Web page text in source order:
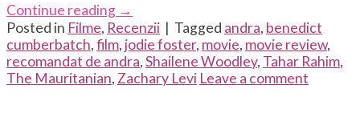
Continue reading →
Posted in Filme, Recenzii | Tagged andra, benedict
cumberbatch,film, jodie foster, movie, movie review,
recomandat de andra,Shailene Woodley, Tahar Rahim,
The Mauritanian, Zachary Levi Leave a comment